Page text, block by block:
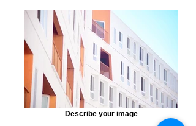
Describe your image